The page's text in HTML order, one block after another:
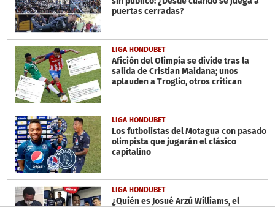
seconds
puertas cerradas?
LIGA HONDUBET
Afición del Olimpia se divide tras la
salida de Cristian Maidana; unos
aplauden a Troglio, otros critican
LIGA HONDUBET
Los futbolistas del Motagua con pasado
olimpista que jugarán el clásico
capitalino
LIGA HONDUBET
¿Quién es Josué Arzú Williams, el